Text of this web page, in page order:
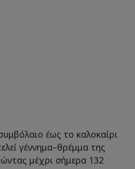
έως το καλοκαίρι
γέννημα–θρέμμα της
μέχρι σήμερα 132